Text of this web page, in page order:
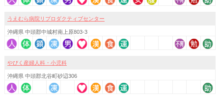
うえむら病院リプロダクティブセンター
沖縄県 中頭郡中城村南上原803-3
やびく産婦人科・小児科
沖縄県 中頭郡北谷町砂辺306